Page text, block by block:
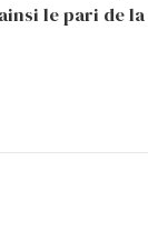
le pari de